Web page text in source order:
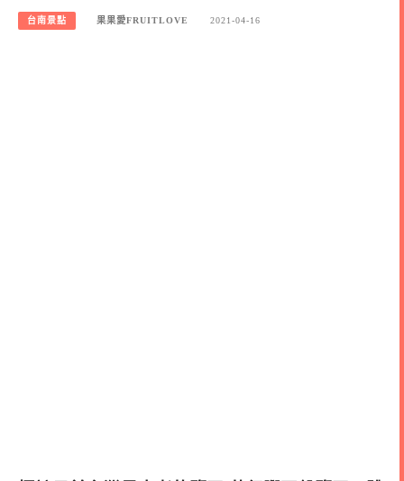
台南景點 果果愛FRUITLOVE 2021-04-16